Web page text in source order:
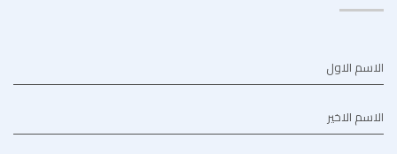
الاسم الاول
الاسم الاخير